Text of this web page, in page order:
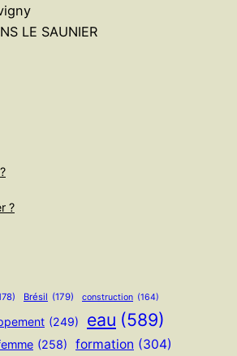
LE SAUNIER
?
Brésil (179) construction (164)
(249) eau (589)
(258) formation (304)